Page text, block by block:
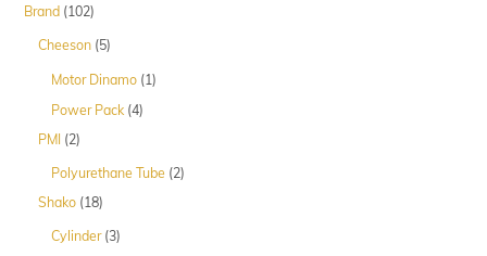
Brand 102102
Cheeson 55
Motor Dinamo 11
Power Pack 44
PMI 22
Polyurethane Tube 22
Shako 1818
Cylinder 33